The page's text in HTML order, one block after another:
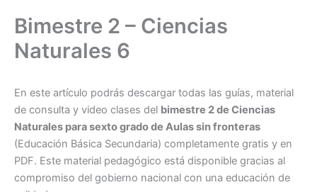
Bimestre 2 – Ciencias
Naturales 6
En este artículo podrás descargar todas las guías, material
de consulta y video clases del bimestre 2 de Ciencias
Naturales para sexto grado de Aulas sin fronteras
(Educación Básica Secundaria) completamente gratis y en
PDF. Este material pedagógico está disponible gracias al
compromiso del gobierno nacional con una educación de